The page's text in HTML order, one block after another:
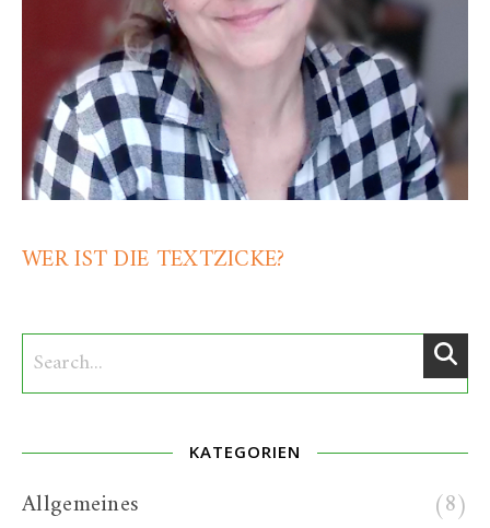
WER IST DIE TEXTZICKE?
KATEGORIEN
Allgemeines (8)